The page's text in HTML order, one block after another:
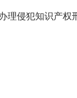
侵犯知识产权